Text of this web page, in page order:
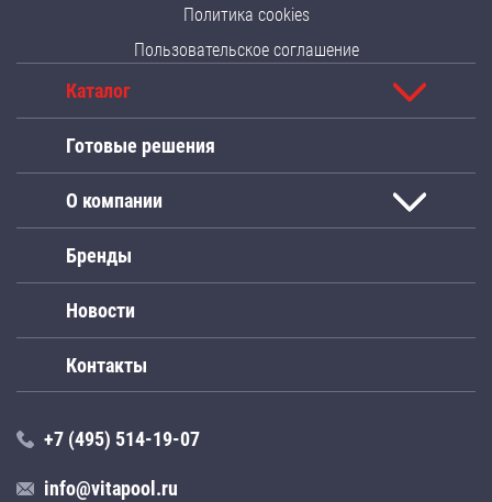
Политика cookies
Пользовательское соглашение
Каталог
Готовые решения
О компании
Бренды
Новости
Контакты
+7 (495) 514-19-07
info@vitapool.ru